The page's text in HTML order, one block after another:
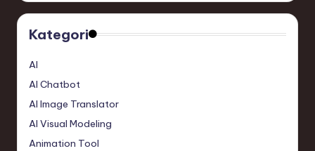
Kategori
AI
AI Chatbot
AI Image Translator
AI Visual Modeling
Animation Tool